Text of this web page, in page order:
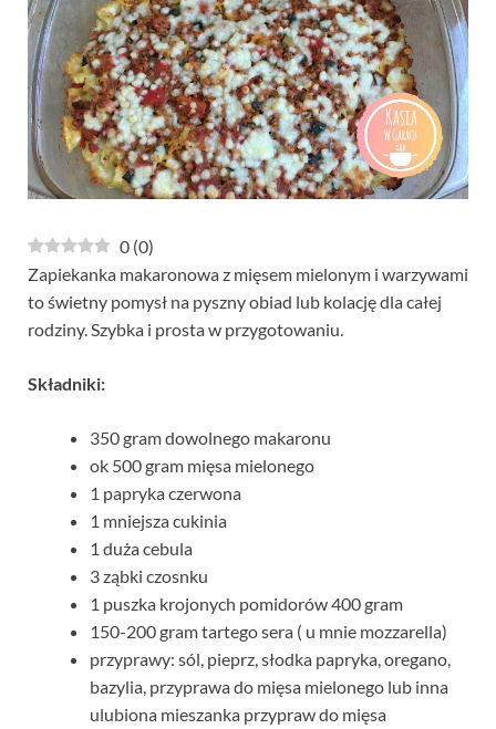
0 (0)
Zapiekanka makaronowa z mięsem mielonym i warzywami
to świetny pomysł na pyszny obiad lub kolację dla całej
rodziny. Szybka i prosta w przygotowaniu.
Składniki:
350 gram dowolnego makaronu
ok 500 gram mięsa mielonego
1 papryka czerwona
1 mniejsza cukinia
1 duża cebula
3 ząbki czosnku
1 puszka krojonych pomidorów 400 gram
150-200 gram tartego sera ( u mnie mozzarella)
przyprawy: sól, pieprz, słodka papryka, oregano,
bazylia, przyprawa do mięsa mielonego lub inna
ulubiona mieszanka przypraw do mięsa